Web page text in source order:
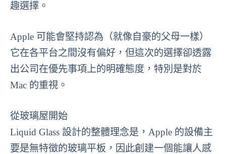
趣選擇。
Apple 可能會堅持認為（就像自豪的父母一樣）
它在各平台之間沒有偏好，但這次的選擇卻透露
出公司在優先事項上的明確態度，特別是對於
Mac 的重視。
從玻璃屋開始
Liquid Glass 設計的整體理念是，Apple 的設備主
要是無特徵的玻璃平板，因此創建一個能讓人感